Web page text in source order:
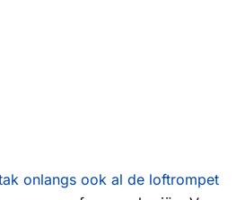
onlangs ook al de loftrompet